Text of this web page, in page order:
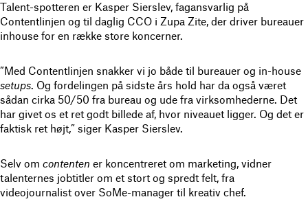
Talent-spotteren er Kasper Sierslev, fagansvarlig på
Contentlinjen og til daglig CCO i Zupa Zite, der driver bureauer
inhouse for en række store koncerner.
”Med Contentlinjen snakker vi jo både til bureauer og in-house
setups. Og fordelingen på sidste års hold har da også været
sådan cirka 50/50 fra bureau og ude fra virksomhederne. Det
har givet os et ret godt billede af, hvor niveauet ligger. Og det er
faktisk ret højt,” siger Kasper Sierslev.
Selv om contenten er koncentreret om marketing, vidner
talenternes jobtitler om et stort og spredt felt, fra
videojournalist over SoMe-manager til kreativ chef.